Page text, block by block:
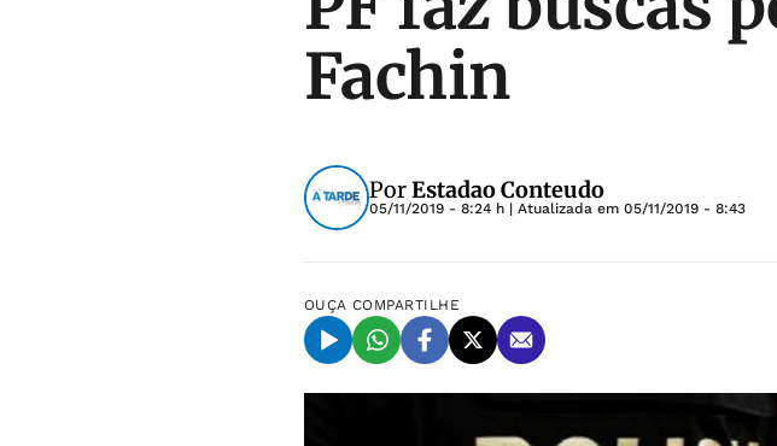
Fachin
PorEstadao Conteudo
05/11/2019 - 8:24 h | Atualizada em 05/11/2019 - 8:43
OUÇA COMPARTILHE